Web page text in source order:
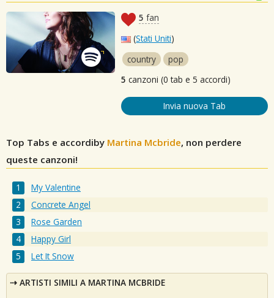
5 fan
(Stati Uniti)
country
pop
5 canzoni (0 tab e 5 accordi)
Invia nuova Tab
Top Tabs e accordiby Martina Mcbride, non perdere
queste canzoni!
My Valentine
Concrete Angel
Rose Garden
Happy Girl
Let It Snow
ARTISTI SIMILI A MARTINA MCBRIDE